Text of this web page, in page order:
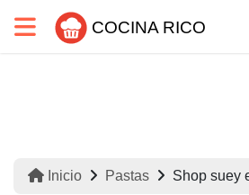
COCINA RICO
Inicio Pastas Shop suey